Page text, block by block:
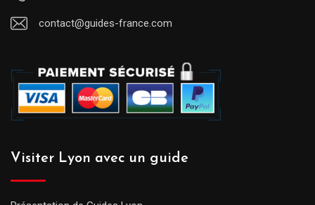
contact@guides-france.com
Visiter Lyon avec un guide